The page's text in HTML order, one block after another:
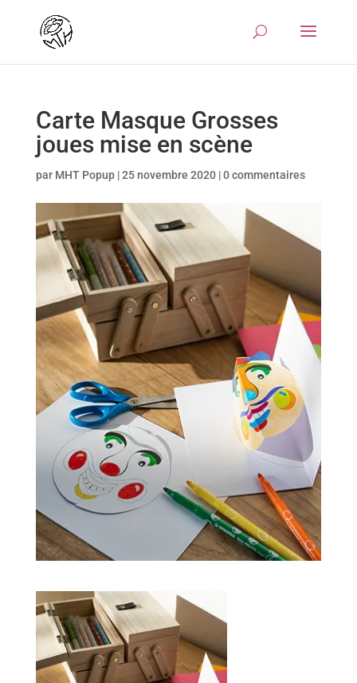
Carte Masque Grosses
joues mise en scène
par MHT Popup|25 novembre 2020|0 commentaires